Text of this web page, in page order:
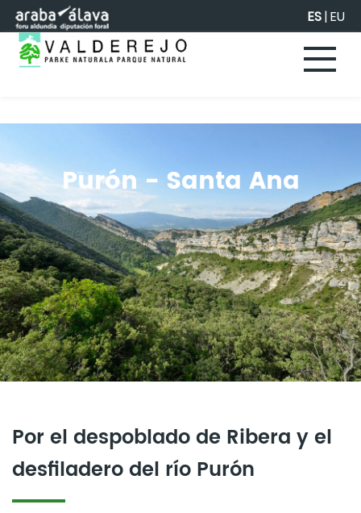
Saltar al contenido principal ES|EU
Purón - Santa Ana
Por el despoblado de Ribera y el
desfiladero del río Purón